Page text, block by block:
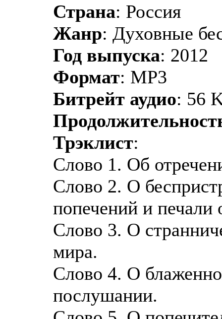
Страна: Россия
Жанр: Духовные
Год выпуска: 2012
Формат: MP3
Битрейт аудио: 56
Трэклист:
Слово 1. Об
Слово 2. О
попечений и печали
Слово 3. О
мира.
Слово 4. О
послушании.